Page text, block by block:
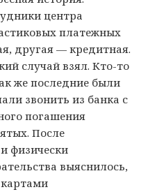
центра
платежных
другая — кредитная.
случай взял. Кто-то
же последние были
звонить из банка с
погашения
После
физически
выяснилось,